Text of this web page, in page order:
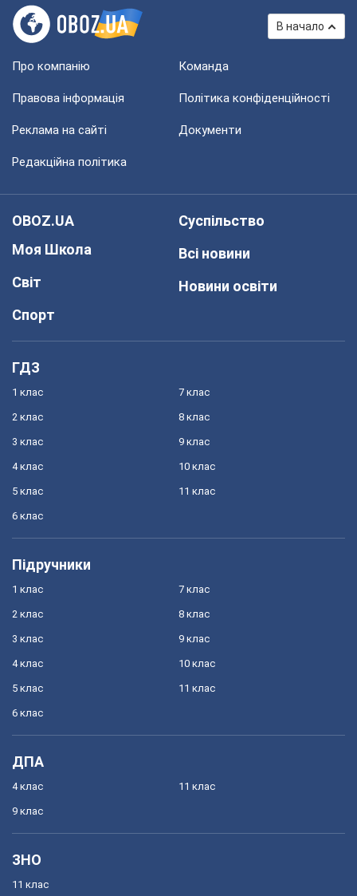
В начало
Про компанію Команда
Правова інформація Політика конфіденційності
Реклама на сайті Документи
Редакційна політика
OBOZ.UA
Моя Школа
Світ
Спорт
Суспільство
Всі новини
Новини освіти
ГДЗ
1 клас
2 клас
3 клас
4 клас
5 клас
6 клас
7 клас
8 клас
9 клас
10 клас
11 клас
Підручники
1 клас
2 клас
3 клас
4 клас
5 клас
6 клас
7 клас
8 клас
9 клас
10 клас
11 клас
ДПА
4 клас
9 клас
11 клас
ЗНО
11 клас